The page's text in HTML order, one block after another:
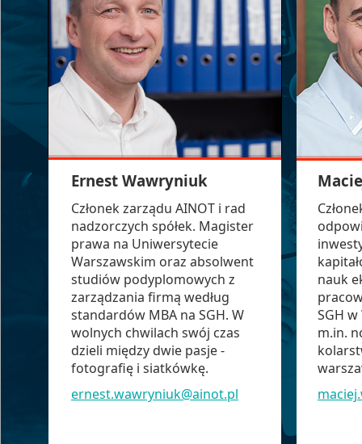
Ernest Wawryniuk
Członek zarządu AINOT i rad
nadzorczych spółek. Magister
prawa na Uniwersytecie
Warszawskim oraz absolwent
studiów podyplomowych z
zarządzania firmą według
standardów MBA na SGH. W
wolnych chwilach swój czas
dzieli między dwie pasje -
fotografię i siatkówkę.
ernest.wawryniuk@ainot.pl
nauk
SGH
m.in.